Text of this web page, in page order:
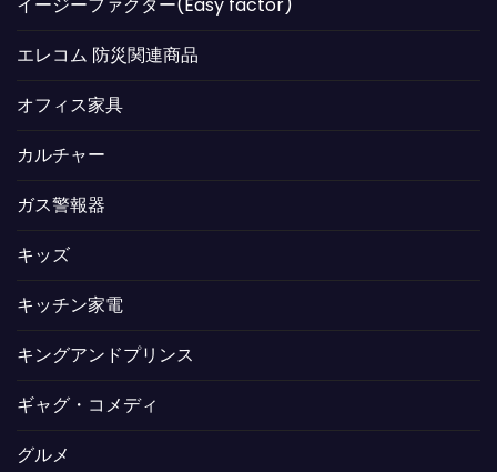
エレコム 防災関連商品
オフィス家具
カルチャー
ガス警報器
キッズ
キッチン家電
キングアンドプリンス
ギャグ・コメディ
グルメ